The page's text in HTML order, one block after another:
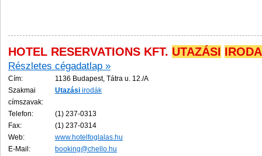
HOTEL RESERVATIONS KFT. UTAZÁSI IRODA
Részletes cégadatlap »
Cím:
1136 Budapest, Tátra u. 12./A
Szakmai
címszavak:
Utazási irodák
Telefon:
(1) 237-0313
Fax:
(1) 237-0314
Web:
www.hotelfoglalas.hu
E-Mail:
booking@chello.hu